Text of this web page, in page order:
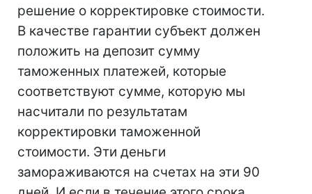
решение о корректировке стоимости.
В качестве гарантии субъект должен
положить на депозит сумму
таможенных платежей, которые
соответствуют сумме, которую мы
насчитали по результатам
корректировки таможенной
стоимости. Эти деньги
замораживаются на счетах на эти 90